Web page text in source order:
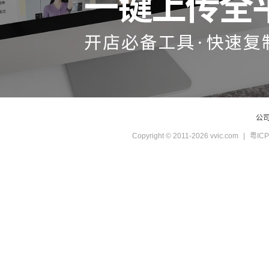
公
Copyright © 2011-2026 vvic.com 粤